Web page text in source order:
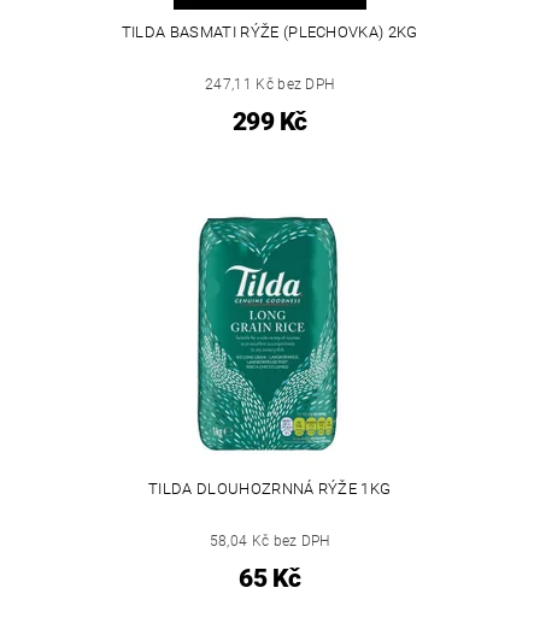
TILDA BASMATI RÝŽE (PLECHOVKA) 2KG
247,11 Kč bez DPH
299 Kč
TILDA DLOUHOZRNNÁ RÝŽE 1KG
58,04 Kč bez DPH
65 Kč